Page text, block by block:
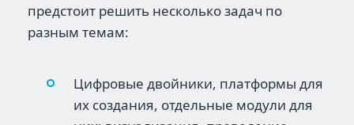
предстоит решить несколько задач по
разным темам:
Цифровые двойники, платформы для
их создания, отдельные модули для